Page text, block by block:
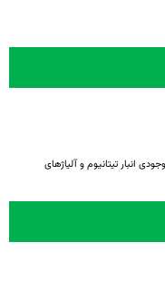
انبار تیتانیوم و آلیاژهای